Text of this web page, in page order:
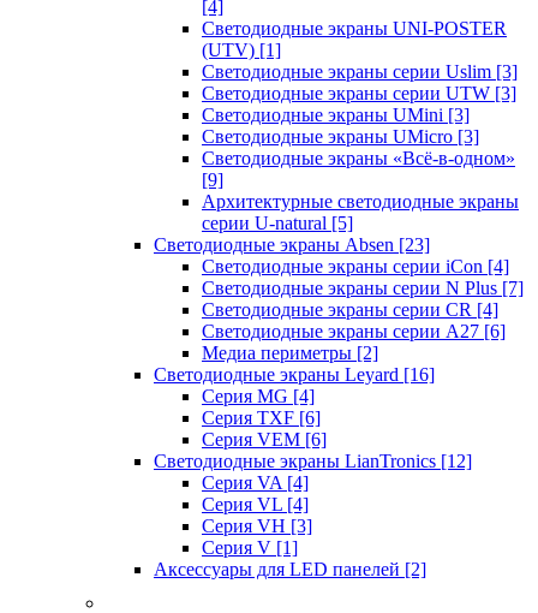
[4]
Светодиодные экраны UNI-POSTER
(UTV) [1]
Светодиодные экраны серии Uslim [3]
Светодиодные экраны серии UTW [3]
Светодиодные экраны UMini [3]
Светодиодные экраны UMicro [3]
Светодиодные экраны «Всё-в-одном»
[9]
Архитектурные светодиодные экраны
серии U-natural [5]
Светодиодные экраны Absen [23]
Светодиодные экраны серии iCon [4]
Светодиодные экраны серии N Plus [7]
Светодиодные экраны серии CR [4]
Светодиодные экраны серии А27 [6]
Медиа периметры [2]
Светодиодные экраны Leyard [16]
Серия MG [4]
Серия TXF [6]
Серия VEM [6]
Светодиодные экраны LianTronics [12]
Серия VA [4]
Серия VL [4]
Серия VH [3]
Серия V [1]
Аксессуары для LED панелей [2]